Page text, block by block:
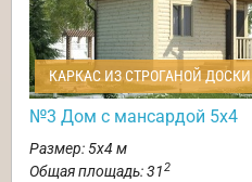
КАРКАС ИЗ СТРОГАНОЙ ДОСКИ
№3 Дом с мансардой 5х4
Размер: 5х4 м
Общая площадь: 312